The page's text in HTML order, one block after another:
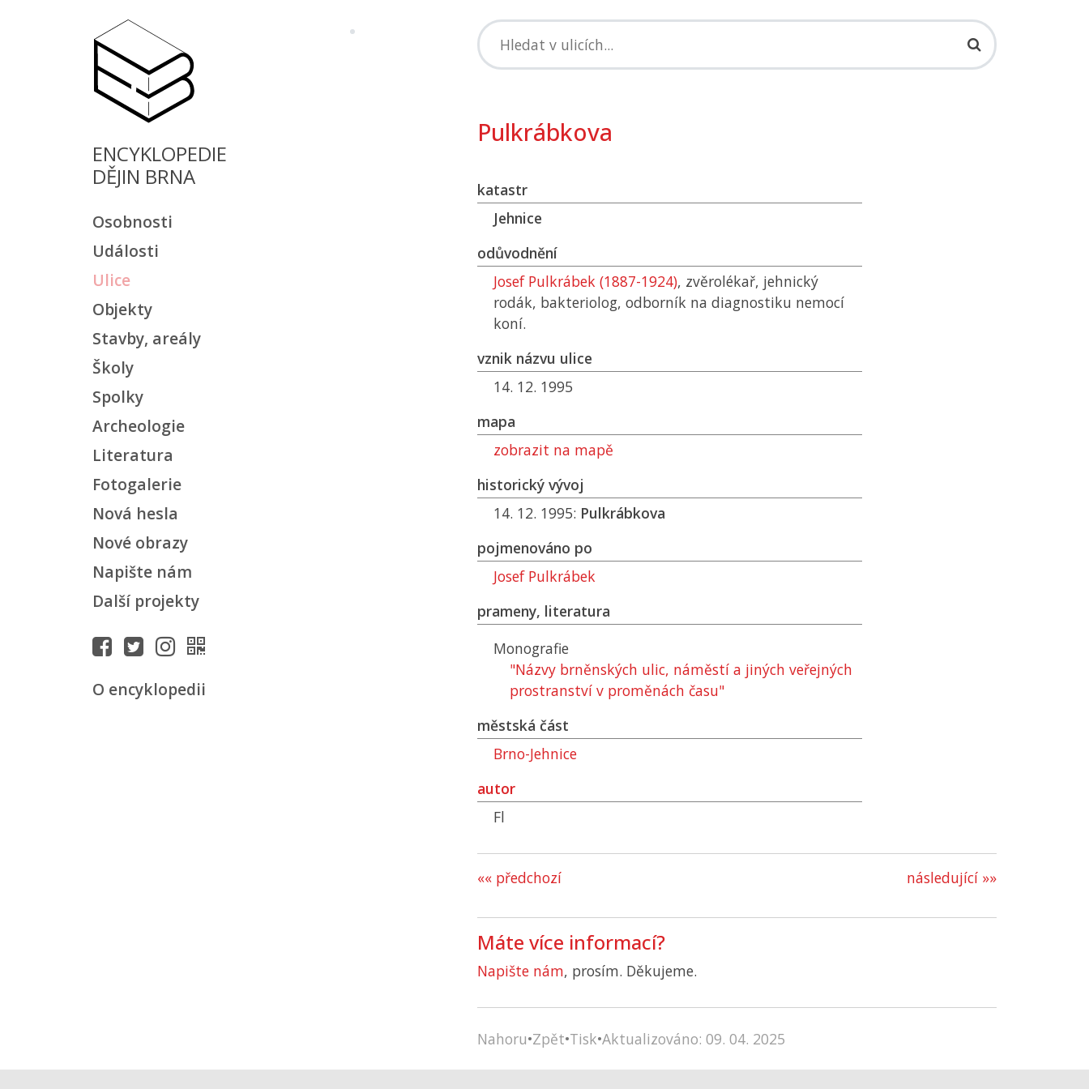
ENCYKLOPEDIE
DĚJIN BRNA
Osobnosti
Události
Ulice
Objekty
Stavby, areály
Školy
Spolky
Archeologie
Literatura
Fotogalerie
Nová hesla
Nové obrazy
Napište nám
Další projekty
O encyklopedii
Pulkrábkova
katastr
Jehnice
odůvodnění
Josef Pulkrábek (1887-1924), zvěrolékař, jehnický
rodák, bakteriolog, odborník na diagnostiku nemocí
koní.
vznik názvu ulice
14. 12. 1995
mapa
zobrazit na mapě
historický vývoj
14. 12. 1995: Pulkrábkova
pojmenováno po
Josef Pulkrábek
prameny, literatura
Monografie
"Názvy brněnských ulic, náměstí a jiných veřejných
prostranství v proměnách času"
městská část
Brno-Jehnice
autor
Fl
«« předchozí následující »»
Máte více informací?
Napište nám, prosím. Děkujeme.
Nahoru•Zpět•Tisk•Aktualizováno: 09. 04. 2025